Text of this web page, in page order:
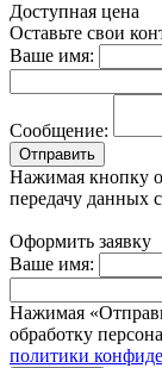
Доступная цена
Оставьте свои
Ваше имя:
Сообщение:
Отправить
Нажимая кнопку
передачу данных
Оформить заявку
Ваше имя:
Нажимая
обработку
политики